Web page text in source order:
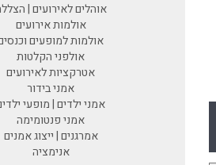
אוהלים לאירועים |
אולמות אירועים
אולמות למופעים
אולפני הקלטות
אטרקציות לאירועים
אמני בידור
אמני ילדים | מופעי
אמני פנטומימה
אמרגנים | ייצוג אמנים
אנימציה